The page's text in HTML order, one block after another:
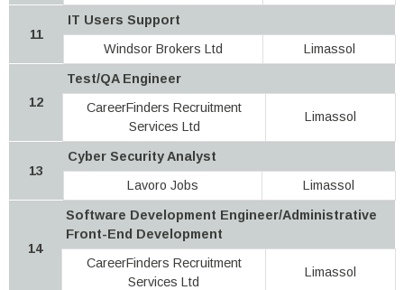
11
IT Users Support
Windsor Brokers Ltd
Limassol
12
Test/QA Engineer
CareerFinders Recruitment
Services Ltd
Limassol
13
Cyber Security Analyst
Lavoro Jobs
Limassol
14
Software Development Engineer/Administrative
Front-End Development
CareerFinders Recruitment
Services Ltd
Limassol